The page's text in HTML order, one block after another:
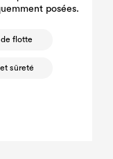
posées.
flotte
sûreté